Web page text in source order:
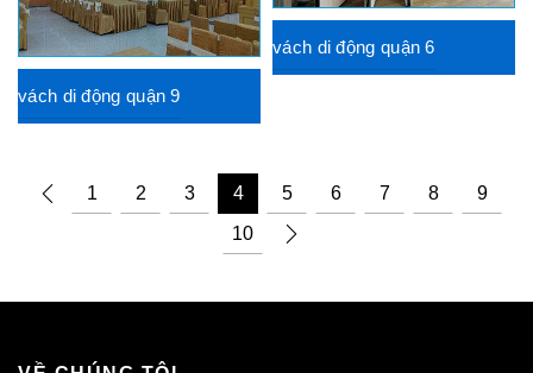
vách di động quận 6
vách di động quận 9
1 2 3 4 5 6 7 8
9
10